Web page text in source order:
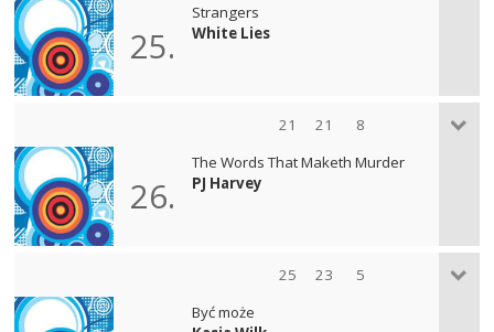
25.
Strangers
White Lies
21 21 8
26.
The Words That Maketh Murder
PJ Harvey
25 23 5
Być może